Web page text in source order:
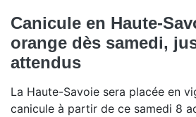
Canicule en Haute-
orange dès samedi,
attendus
La Haute-Savoie sera placée en
canicule à partir de ce samedi 8